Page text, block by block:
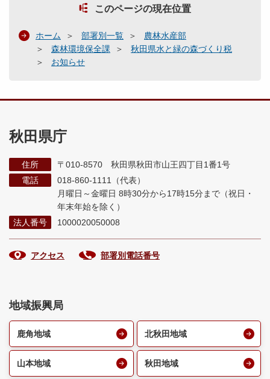
このページの現在位置
ホーム 部署別一覧
農林水産部
森林環境保全課
秋田県水と緑の森づくり税
お知らせ
秋田県庁
住所
〒010-8570 秋田県秋田市山王四丁目1番1号
電話
018-860-1111（代表）
月曜日～金曜日 8時30分から17時15分まで （祝日・
年末年始を除く）
法人番号
1000020050008
アクセス 部署別電話番号
地域振興局
鹿角地域 北秋田地域
山本地域 秋田地域